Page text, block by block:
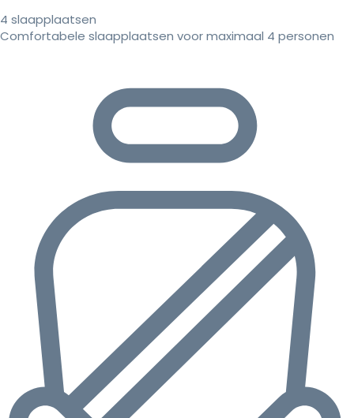
4 slaapplaatsen
Comfortabele slaapplaatsen voor maximaal 4 personen